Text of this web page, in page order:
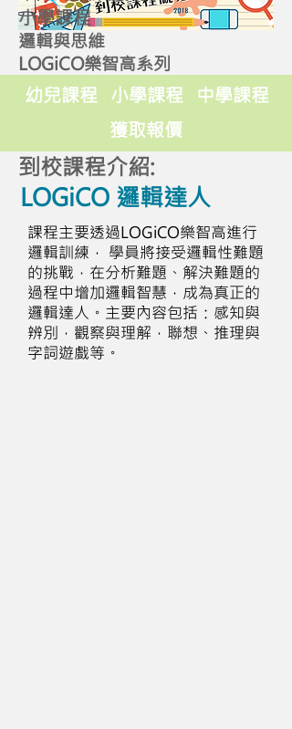
小學課程
邏輯與思維
LOGiCO樂智高系列
幼兒課程 小學課程
中學課程
獲取報價
到校課程介紹:
LOGiCO 邏輯達人
課程主要透過LOGiCO樂智高進行
邏輯訓練， 學員將接受邏輯性難題
的挑戰，在分析難題、解決難題的
過程中增加邏輯智慧，成為真正的
邏輯達人。主要內容包括：感知與
辨別，觀察與理解，聯想、推理與
字詞遊戲等。